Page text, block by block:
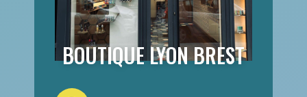
BOUTIQUE LYON BREST